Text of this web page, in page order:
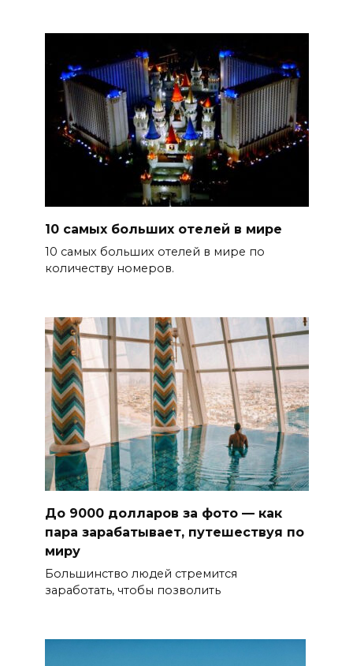
10 самых больших отелей в мире
10 самых больших отелей в мире по
количеству номеров.
До 9000 долларов за фото — как
пара зарабатывает, путешествуя по
миру
Большинство людей стремится
заработать, чтобы позволить